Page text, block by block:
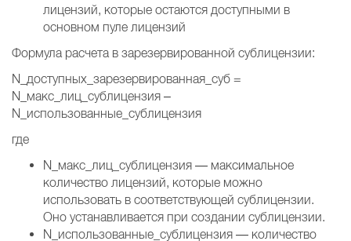
лицензий, которые остаются доступными в
основном пуле лицензий
Формула расчета в зарезервированной сублицензии:
N_доступных_зарезервированная_суб =
N_макс_лиц_сублицензия –
N_использованные_сублицензия
где
N_макс_лиц_сублицензия — максимальное
количество лицензий, которые можно
использовать в соответствующей сублицензии.
Оно устанавливается при создании сублицензии.
N_использованные_сублицензия — количество